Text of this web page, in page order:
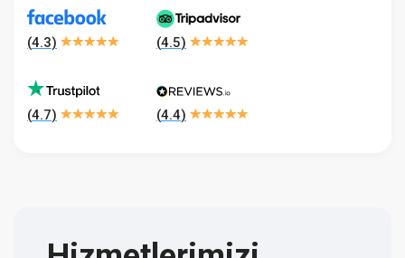
(4.3) (4.5)
(4.7) (4.4)